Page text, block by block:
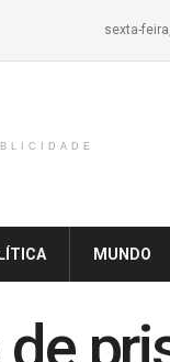
sexta-
MUNDO